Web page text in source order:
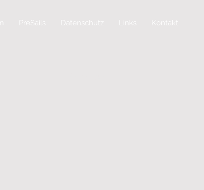
PreSails Datenschutz Links Kontakt